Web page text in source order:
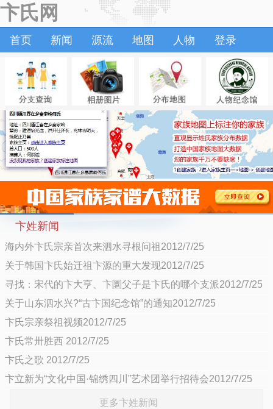
卞氏网
首页 新闻 源流 地图 人物 登录
卞姓新闻
海内外卞氏宗亲首次来泗水寻根问祖2012/7/25
关于韩国卞氏始迁祖卞源的重大发现2012/7/25
寻找：宋代的卞大亨、卞圜父子是卞氏的哪个支派2012/7/25
关于山东泗水兴?“古卞国纪念馆”的通知2012/7/25
卞氏宗亲祭祖视频2012/7/25
卞氏常卅胜西 2012/7/25
卞氏之歌 2012/7/25
卞立新为“文化中国·锦绣四川”艺术团举行招待会2012/7/25
更多卞姓新闻